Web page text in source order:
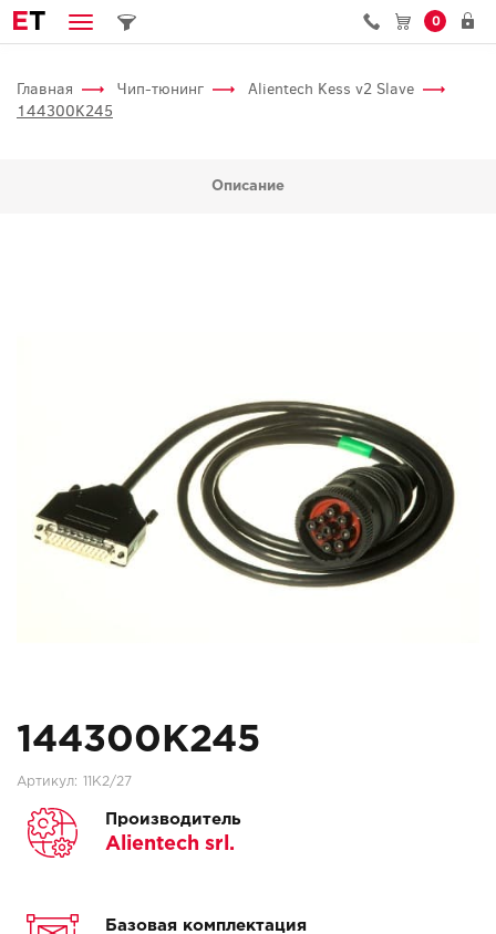
ET 0
Главная Чип-тюнинг
Alientech Kess v2 Slave
144300K245
Описание
144300K245
Артикул: 11K2/27
Производитель
Alientech srl.
Базовая комплектация